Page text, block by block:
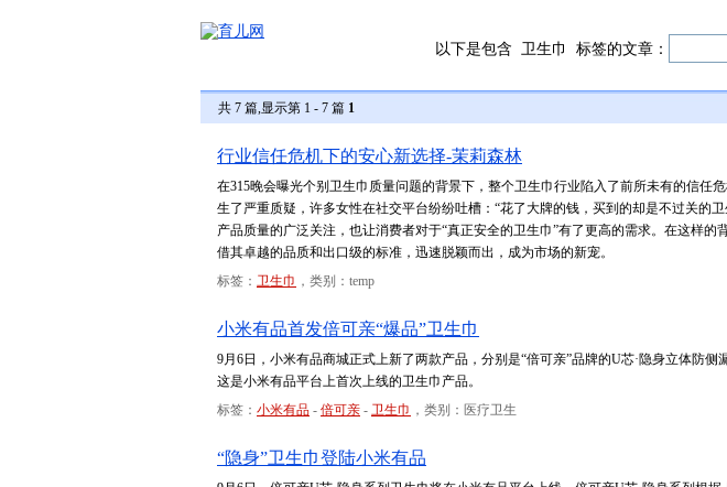
以下是包含 卫生巾 标签的文章：
共 7 篇,显示第 1 - 7 篇 1
行业信任危机下的安心新选择-茉莉森林
在315晚会曝光个别卫生巾质量问题的背景下，整个卫生巾行业陷入了前所未有的信任
生了严重质疑，许多女性在社交平台纷纷吐槽：“花了大牌的钱，买到的却是不过关的
产品质量的广泛关注，也让消费者对于“真正安全的卫生巾”有了更高的需求。在这样的
借其卓越的品质和出口级的标准，迅速脱颖而出，成为市场的新宠。
标签： 卫生巾 ，类别：temp
小米有品首发倍可亲“爆品”卫生巾
9月6日，小米有品商城正式上新了两款产品，分别是“倍可亲”品牌的U芯·隐身立体防侧
这是小米有品平台上首次上线的卫生巾产品。
标签： 小米有品 - 倍可亲 - 卫生巾 ，类别：医疗卫生
“隐身”卫生巾登陆小米有品